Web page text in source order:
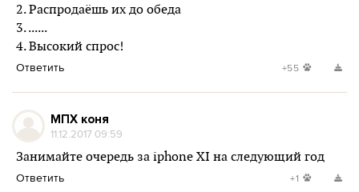
2. Распродаёшь их до обеда
3. ......
4. Высокий спрос!
Ответить +55
МПХ коня
11.12.2017 09:59
Занимайте очередь за iphone XI на следующий год
Ответить +1